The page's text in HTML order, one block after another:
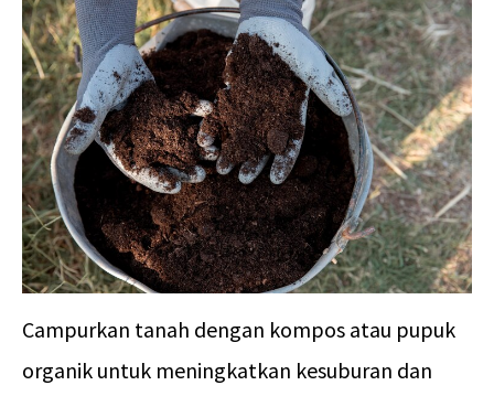
Campurkan tanah dengan kompos atau pupuk
organik untuk meningkatkan kesuburan dan